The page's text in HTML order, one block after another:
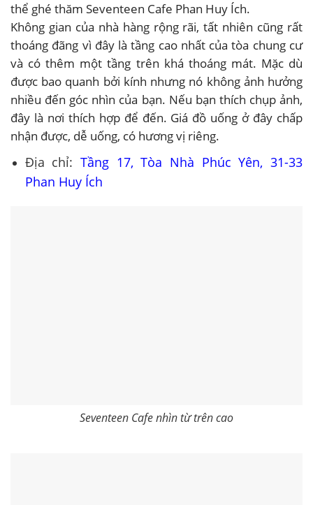
thể ghé thăm Seventeen Cafe Phan Huy Ích.
Không gian của nhà hàng rộng rãi, tất nhiên cũng rất
thoáng đãng vì đây là tầng cao nhất của tòa chung cư
và có thêm một tầng trên khá thoáng mát. Mặc dù
được bao quanh bởi kính nhưng nó không ảnh hưởng
nhiều đến góc nhìn của bạn. Nếu bạn thích chụp ảnh,
đây là nơi thích hợp để đến. Giá đồ uống ở đây chấp
nhận được, dễ uống, có hương vị riêng.
Địa chỉ:Tầng 17, Tòa Nhà Phúc Yên, 31-33
Phan Huy Ích
Seventeen Cafe nhìn từ trên cao